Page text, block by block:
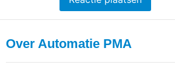
Over Automatie PMA